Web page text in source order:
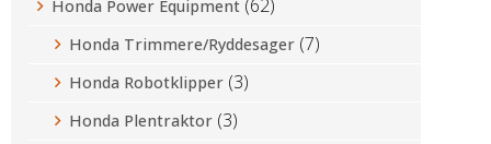
Honda Power Equipment (62)
Honda Trimmere/Ryddesager (7)
Honda Robotklipper (3)
Honda Plentraktor (3)